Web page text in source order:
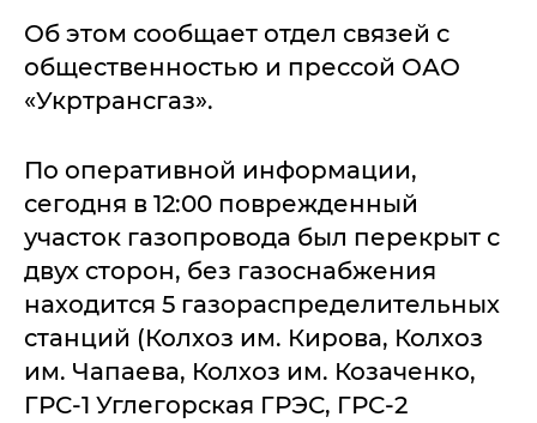
Об этом сообщает отдел связей с
общественностью и прессой ОАО
«Укртрансгаз».
По оперативной информации,
сегодня в 12:00 поврежденный
участок газопровода был перекрыт с
двух сторон, без газоснабжения
находится 5 газораспределительных
станций (Колхоз им. Кирова, Колхоз
им. Чапаева, Колхоз им. Козаченко,
ГРС-1 Углегорская ГРЭС, ГРС-2